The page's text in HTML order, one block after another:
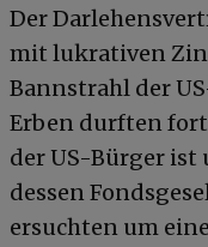
Der
mit lukrativen
Bannstrahl der
Erben durften
der US-Bürger ist
dessen
ersuchten um